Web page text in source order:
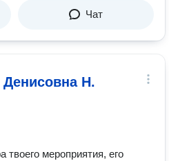
Чат
Денисовна Н.
мероприятия, его